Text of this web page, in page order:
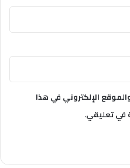
الإلكتروني في هذا
في تعليقي.